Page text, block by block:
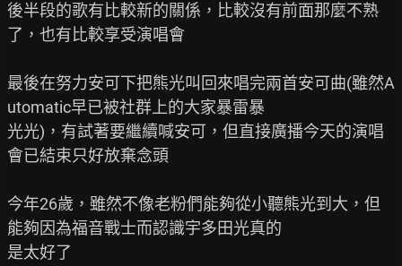
後半段的歌有比較新的關係，比較沒有前面那麼不熟
了，也有比較享受演唱會
最後在努力安可下把熊光叫回來唱完兩首安可曲(雖然A
utomatic早已被社群上的大家暴雷暴
光光)，有試著要繼續喊安可，但直接廣播今天的演唱
會已結束只好放棄念頭
今年26歲，雖然不像老粉們能夠從小聽熊光到大，但
能夠因為福音戰士而認識宇多田光真的
是太好了